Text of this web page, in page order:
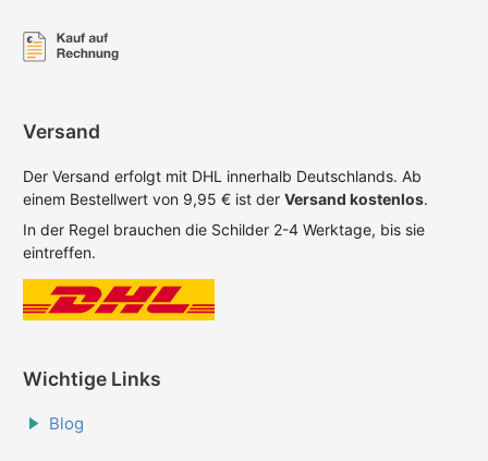
Versand
Der Versand erfolgt mit DHL innerhalb Deutschlands. Ab
einem Bestellwert von 9,95 € ist der Versand kostenlos.
In der Regel brauchen die Schilder 2-4 Werktage, bis sie
eintreffen.
Wichtige Links
Blog